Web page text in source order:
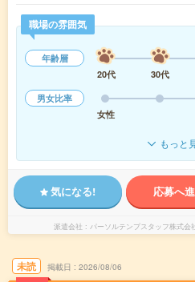
職場の雰囲気
年齢層
20代
30代
男女比率
女性
もっと
気になる! 応募へ
派遣会社 パーソルテンプスタッフ株式会
未読 掲載日 2026/08/06